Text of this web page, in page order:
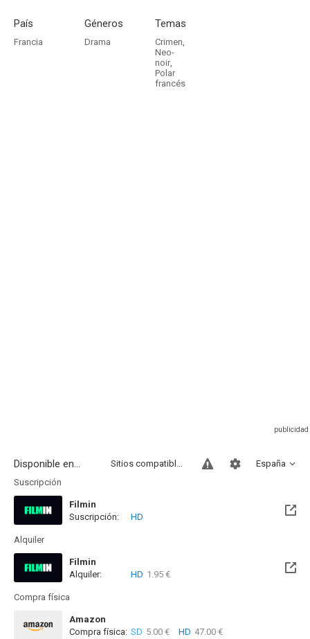
País
Francia
Géneros
Drama
Temas
Crimen,
Neo-
noir,
Polar
francés
Disponible en... España
Sitios compatibles
Suscripción
Filmin
Disponible hasta el Mar, 29 Sep 2026 (Queda 1 mes)
Suscripción: HD
Alquiler
Filmin
Disponible hasta el Mar, 29 Sep 2026 (Queda 1 mes)
Alquiler: HD 1.95 €
Compra física
Amazon
Compra física: SD 5.00 € HD 47.00 €